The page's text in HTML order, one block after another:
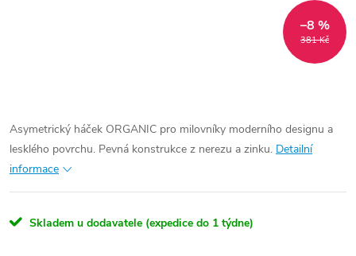
381 Kč
–8 %
Asymetrický háček ORGANIC pro milovníky moderního designu a
lesklého povrchu. Pevná konstrukce z nerezu a zinku. Detailní
informace
Skladem u dodavatele (expedice do 1 týdne)